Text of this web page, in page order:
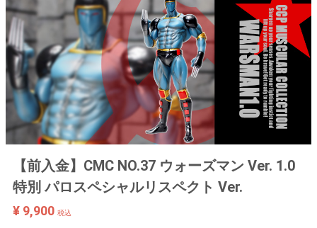
【前入金】CMC NO.37 ウォーズマン Ver. 1.0
特別 パロスペシャルリスペクト Ver.
¥ 9,900 税込